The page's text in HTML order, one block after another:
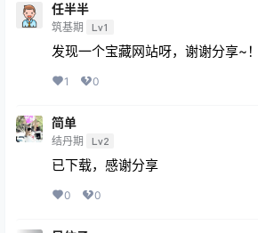
任半半
筑基期 Lv1
发现一个宝藏网站呀，谢谢分享~！
1 0
简单
结丹期 Lv2
已下载，感谢分享
0 0